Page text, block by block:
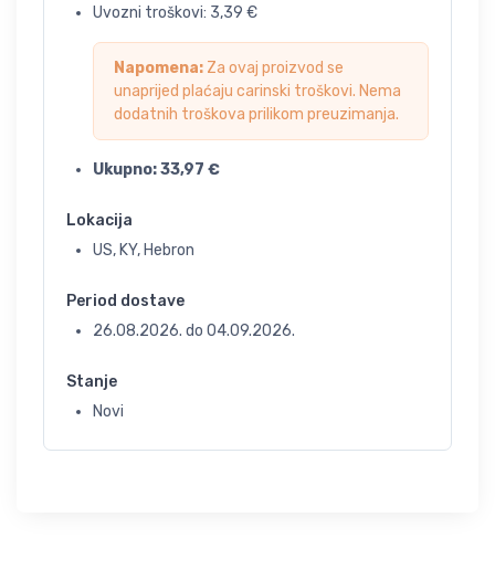
Uvozni troškovi: 3,39 €
Napomena: Za ovaj proizvod se
unaprijed plaćaju carinski troškovi. Nema
dodatnih troškova prilikom preuzimanja.
Ukupno:33,97 €
Lokacija
US, KY, Hebron
Period dostave
26.08.2026. do 04.09.2026.
Stanje
Novi